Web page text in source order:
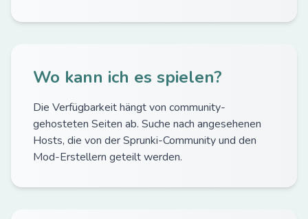
Wo kann ich es spielen?
Die Verfügbarkeit hängt von community-
gehosteten Seiten ab. Suche nach angesehenen
Hosts, die von der Sprunki-Community und den
Mod-Erstellern geteilt werden.